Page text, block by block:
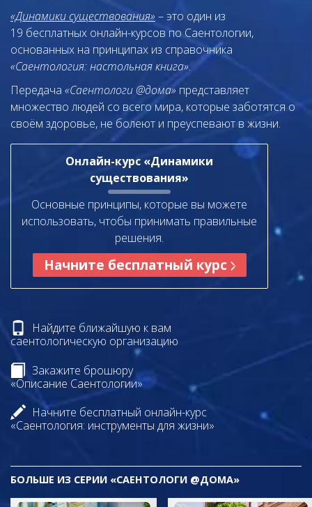
«Динамики существования» – это один из
19 бесплатных онлайн-курсов по Саентологии,
основанных на принципах из справочника
«Саентология: настольная книга».
Передача «Саентологи @дома»представляет
множество людей со всего мира, которые заботятся о
своём здоровье, не болеют и преуспевают в жизни.
Онлайн-курс «Динамики
существования»
Основные принципы, которые вы можете
использовать, чтобы принимать правильные
решения.
Начните бесплатный курс
Найдите ближайшую к вам
саентологическую организацию
Закажите брошюру
«Описание Саентологии»
Начните бесплатный онлайн-курс
«Саентология: инструменты для жизни»
БОЛЬШЕ ИЗ СЕРИИ «САЕНТОЛОГИ @ДОМА»